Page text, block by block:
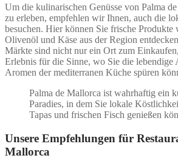
Um die kulinarischen Genüsse von Palma
zu erleben, empfehlen wir Ihnen, auch die
besuchen. Hier können Sie frische Produkte
Olivenöl und Käse aus der Region
Märkte sind nicht nur ein Ort zum
Erlebnis für die Sinne, wo Sie die lebendige
Aromen der mediterranen Küche spüren
Palma de Mallorca ist wahrhaftig ein
Paradies, in dem Sie lokale
Tapas und frischen Fisch genießen
Unsere Empfehlungen für
Mallorca